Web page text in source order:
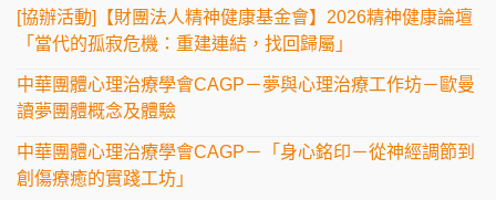
[協辦活動]【財團法人精神健康基金會】2026精神健康論壇
「當代的孤寂危機：重建連結，找回歸屬」
中華團體心理治療學會CAGP－夢與心理治療工作坊－歐曼
讀夢團體概念及體驗
中華團體心理治療學會CAGP－「身心銘印－從神經調節到
創傷療癒的實踐工坊」